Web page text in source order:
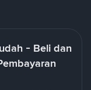
- Beli dan